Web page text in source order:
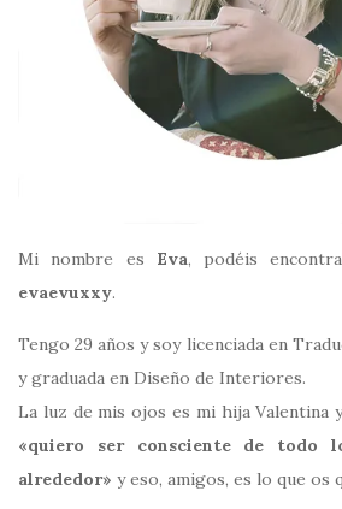
Mi nombre es Eva, podéis
evaevuxxy.
Tengo 29 años y soy licenciada en
y graduada en Diseño de Interiores.
La luz de mis ojos es mi hija Valentina
«quiero ser consciente de todo
alrededor» y eso, amigos, es lo que os